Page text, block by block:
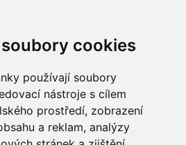
cookies
používají soubory
nástroje s cílem
prostředí, zobrazení
a reklam, analýzy